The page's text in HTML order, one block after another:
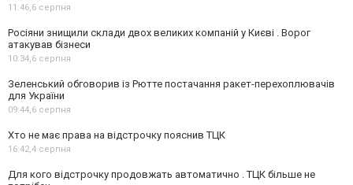
11:46,6 серпня
Росіяни знищили склади двох великих компаній у Києві . Ворог
атакував бізнеси
10:34,6 серпня
Зеленський обговорив із Рютте постачання ракет-перехоплювачів
для України
09:44,6 серпня
Хто не має права на відстрочку пояснив ТЦК
16:42,4 серпня
Для кого відстрочку продовжать автоматично . ТЦК більше не